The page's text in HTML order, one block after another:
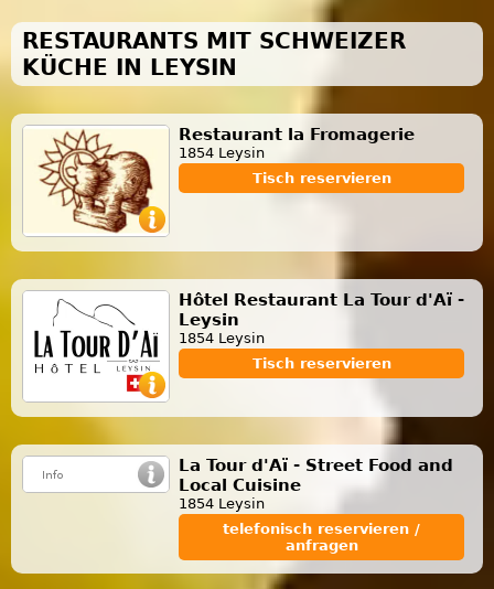
RESTAURANTS MIT SCHWEIZER
KÜCHE IN LEYSIN
Restaurant la Fromagerie
1854 Leysin
Tisch reservieren
Hôtel Restaurant La Tour d'Aï -
Leysin
1854 Leysin
Tisch reservieren
La Tour d'Aï - Street Food and
Local Cuisine
1854 Leysin
telefonisch reservieren /
anfragen